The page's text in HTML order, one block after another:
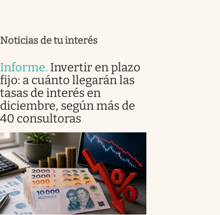
Noticias de tu interés
Informe. Invertir en plazo
fijo: a cuánto llegarán las
tasas de interés en
diciembre, según más de
40 consultoras